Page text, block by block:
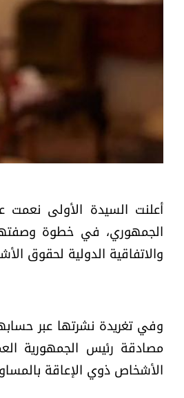
أعلنت السيدة الأولى
والاتفاقية الدولية لحقوق
وفي تغريدة نشرتها عبر
الأشخاص ذوي الإعاقة